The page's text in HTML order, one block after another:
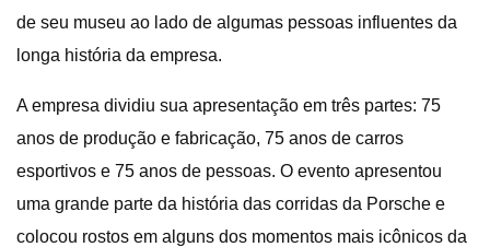
de seu museu ao lado de algumas pessoas influentes da
longa história da empresa.
A empresa dividiu sua apresentação em três partes: 75
anos de produção e fabricação, 75 anos de carros
esportivos e 75 anos de pessoas. O evento apresentou
uma grande parte da história das corridas da Porsche e
colocou rostos em alguns dos momentos mais icônicos da